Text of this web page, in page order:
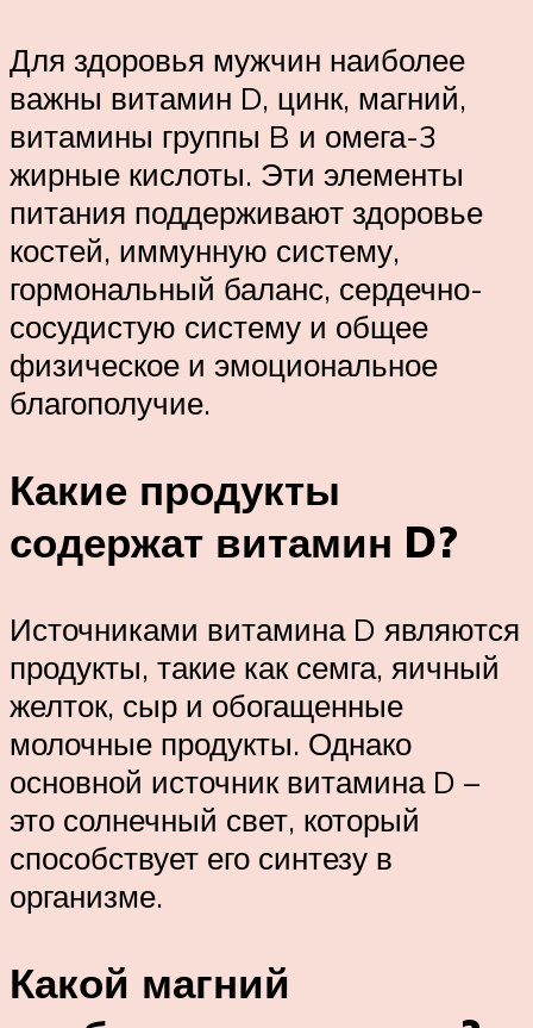
Для здоровья мужчин наиболее
важны витамин D, цинк, магний,
витамины группы B и омега-3
жирные кислоты. Эти элементы
питания поддерживают здоровье
костей, иммунную систему,
гормональный баланс, сердечно-
сосудистую систему и общее
физическое и эмоциональное
благополучие.
Какие продукты
содержат витамин D?
Источниками витамина D являются
продукты, такие как семга, яичный
желток, сыр и обогащенные
молочные продукты. Однако
основной источник витамина D –
это солнечный свет, который
способствует его синтезу в
организме.
Какой магний